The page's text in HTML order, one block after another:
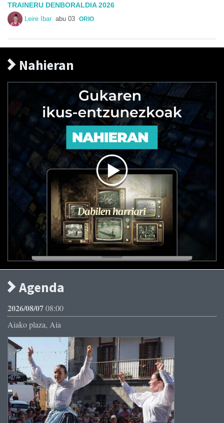
TRAINERU DENBORALDIA 2026
Leire Ibar abu 03 ORIO
Nahieran
Agenda
2026/08/0708:00
Aiako plaza, Aia